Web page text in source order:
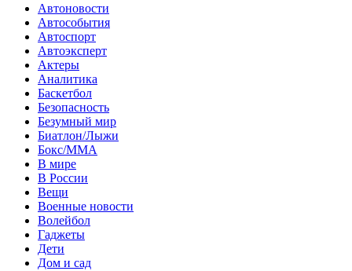
Автоновости
Автособытия
Автоспорт
Автоэксперт
Актеры
Аналитика
Баскетбол
Безопасность
Безумный мир
Биатлон/Лыжи
Бокс/MMA
В мире
В России
Вещи
Военные новости
Волейбол
Гаджеты
Дети
Дом и сад